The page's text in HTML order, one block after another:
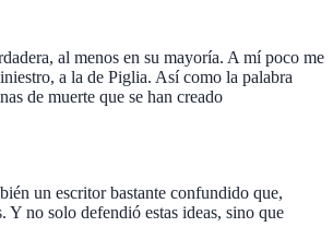
al menos en su mayoría. A mí poco me
a la de Piglia. Así como la palabra
de muerte que se han creado
un escritor bastante confundido que,
Y no solo defendió estas ideas, sino que